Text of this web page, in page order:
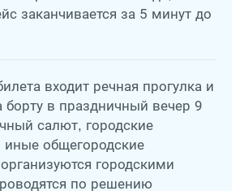
заканчивается за 5 минут до
входит речная прогулка и
в праздничный вечер 9
салют, городские
общегородские
городскими
по решению